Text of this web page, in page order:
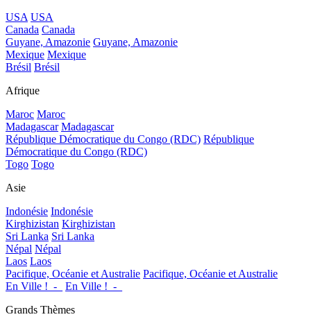
USA USA
Canada Canada
Guyane, Amazonie Guyane, Amazonie
Mexique Mexique
Brésil Brésil
Afrique
Maroc Maroc
Madagascar Madagascar
République Démocratique du Congo (RDC) République
Démocratique du Congo (RDC)
Togo Togo
Asie
Indonésie Indonésie
Kirghizistan Kirghizistan
Sri Lanka Sri Lanka
Népal Népal
Laos Laos
Pacifique, Océanie et Australie Pacifique, Océanie et Australie
En Ville !_-_
En Ville !_-_
Grands Thèmes